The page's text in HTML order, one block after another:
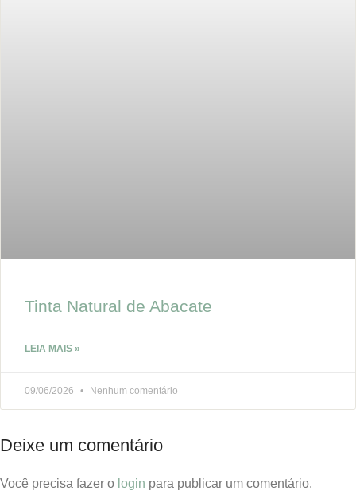
Tinta Natural de Abacate
LEIA MAIS »
09/06/2026 Nenhum comentário
Deixe um comentário
Você precisa fazer o login para publicar um comentário.